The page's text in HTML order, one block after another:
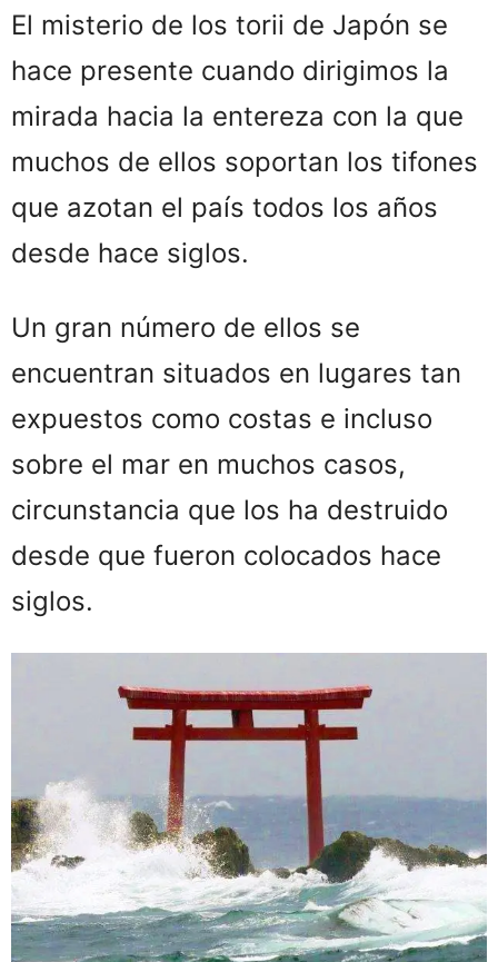
El misterio de los torii de Japón se
hace presente cuando dirigimos la
mirada hacia la entereza con la que
muchos de ellos soportan los tifones
que azotan el país todos los años
desde hace siglos.
Un gran número de ellos se
encuentran situados en lugares tan
expuestos como costas e incluso
sobre el mar en muchos casos,
circunstancia que los ha destruido
desde que fueron colocados hace
siglos.